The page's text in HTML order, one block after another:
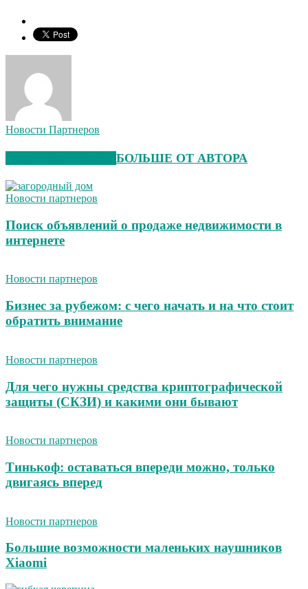
Новости Партнеров
БОЛЬШЕ ОТ АВТОРА
Новости партнеров
Поиск объявлений о продаже недвижимости в
интернете
Новости партнеров
Бизнес за рубежом: с чего начать и на что стоит
обратить внимание
Новости партнеров
Для чего нужны средства криптографической
защиты (СКЗИ) и какими они бывают
Новости партнеров
Тинькоф: оставаться впереди можно, только
двигаясь вперед
Новости партнеров
Большие возможности маленьких наушников
Xiaomi